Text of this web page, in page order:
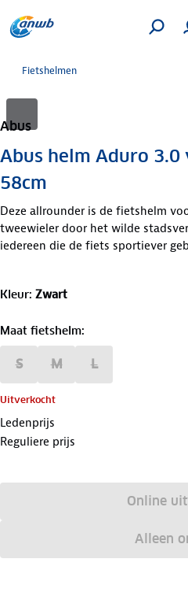
Fietshelmen
Abus
Abus helm Aduro
58cm
Deze allrounder is de fietshelm
tweewieler door het wilde
iedereen die de fiets sportiever
Kleur: Zwart
Maat fietshelm:
S M L
Uitverkocht
Ledenprijs
Reguliere prijs
Online
Alleen